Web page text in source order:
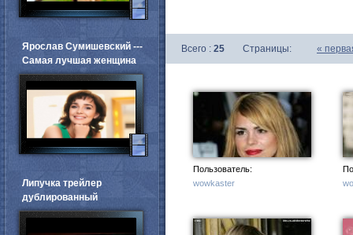
Всего : 25 Страницы: «
Пользователь:
wowkaster
Ярослав Сумишевский ---
Самая лучшая женщина
Липучка трейлер
дублированный